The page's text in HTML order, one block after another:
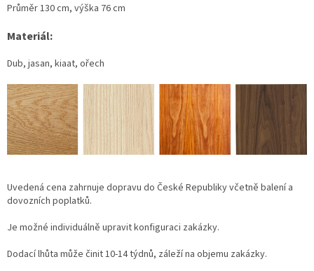
Průměr 130 cm, výška 76 cm
Materiál:
Dub, jasan, kiaat, ořech
Uvedená cena zahrnuje dopravu do České Republiky včetně balení a
dovozních poplatků.
Je možné individuálně upravit konfiguraci zakázky.
Dodací lhůta může činit 10-14 týdnů, záleží na objemu zakázky.